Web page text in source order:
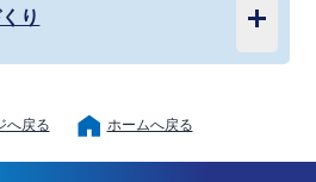
り
へ戻る ホームへ戻る